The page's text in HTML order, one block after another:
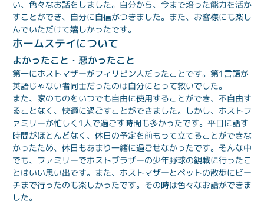
い、色々なお話をしました。自分から、今まで培った能力を活か
すことができ、自分に自信がつきました。また、お客様にも楽し
んでいただけて嬉しかったです。
ホームステイについて
よかったこと・悪かったこと
第一にホストマザーがフィリピン人だったことです。第1言語が
英語じゃない者同士だったのは自分にとって救いでした。
また、家のものをいつでも自由に使用することができ、不自由す
ることなく、快適に過ごすことができました。しかし、ホストフ
ァミリーが忙しく1人で過ごす時間も多かったです。平日に話す
時間がほとんどなく、休日の予定を前もって立てることができな
かったため、休日もあまり一緒に過ごせなかったです。そんな中
でも、ファミリーでホストブラザーの少年野球の観戦に行ったこ
とはいい思い出です。また、ホストマザーとペットの散歩にビー
チまで行ったのも楽しかったです。その時は色々なお話ができま
した。